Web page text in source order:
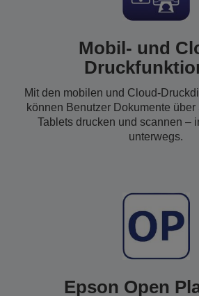
Mobil- und
Mit den mobilen und Cloud-
können Benutzer Dokumente über
Tablets drucken und scannen –
unterwegs.
Epson Open